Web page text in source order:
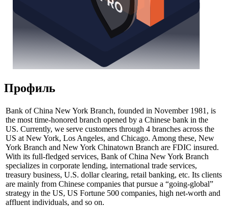
Профиль
Bank of China New York Branch, founded in November 1981, is
the most time-honored branch opened by a Chinese bank in the
US. Currently, we serve customers through 4 branches across the
US at New York, Los Angeles, and Chicago. Among these, New
York Branch and New York Chinatown Branch are FDIC insured.
With its full-fledged services, Bank of China New York Branch
specializes in corporate lending, international trade services,
treasury business, U.S. dollar clearing, retail banking, etc. Its clients
are mainly from Chinese companies that pursue a “going-global”
strategy in the US, US Fortune 500 companies, high net-worth and
affluent individuals, and so on.